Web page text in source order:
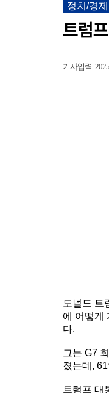
정치/경제
트럼
기사입력:
도널드 트
에 어떻게
다.
그는 G7
졌는데,
트럼프 대